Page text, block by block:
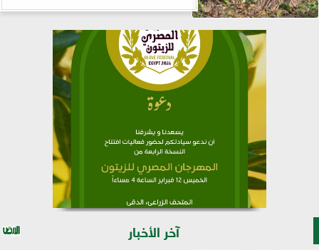
آخر الأخبار